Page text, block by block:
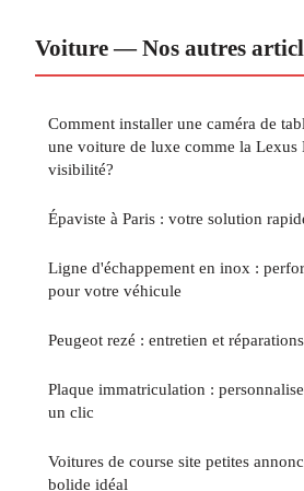
Voiture — Nos autres
Comment installer une caméra de
une voiture de luxe comme la Lexus
visibilité?
Épaviste à Paris : votre solution
Ligne d'échappement en inox :
pour votre véhicule
Peugeot rezé : entretien et
Plaque immatriculation :
un clic
Voitures de course site petites
bolide idéal